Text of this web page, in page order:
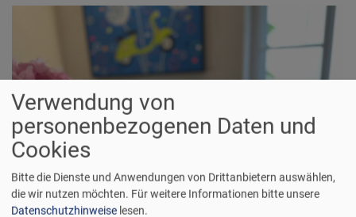
Verwendung von
personenbezogenen Daten und
Cookies
Bitte die Dienste und Anwendungen von Drittanbietern auswählen,
die wir nutzen möchten. Für weitere Informationen bitte unsere
Datenschutzhinweise lesen.